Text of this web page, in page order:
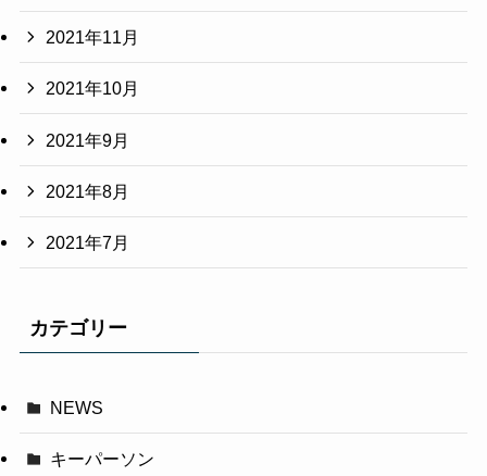
2021年11月
2021年10月
2021年9月
2021年8月
2021年7月
カテゴリー
NEWS
キーパーソン